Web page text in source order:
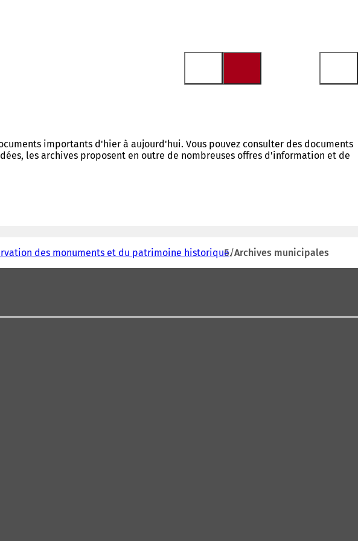
importants d'hier à aujourd'hui. Vous pouvez consulter des documents
les archives proposent en outre de nombreuses offres d'information et de
des monuments et du patrimoine historique Archives municipales